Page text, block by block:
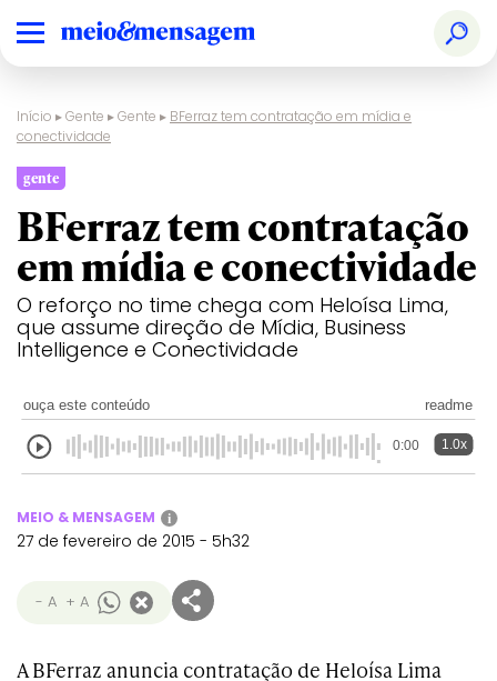
Início ▸Gente ▸Gente ▸ BFerraz tem contratação em mídia e
conectividade
gente
BFerraz tem contratação
em mídia e conectividade
O reforço no time chega com Heloísa Lima,
que assume direção de Mídia, Business
Intelligence e Conectividade
ouça este conteúdo readme
0:00 1.0x
MEIO & MENSAGEM i
27 de fevereiro de 2015 - 5h32
- A + A
A BFerraz anuncia contratação de Heloísa Lima